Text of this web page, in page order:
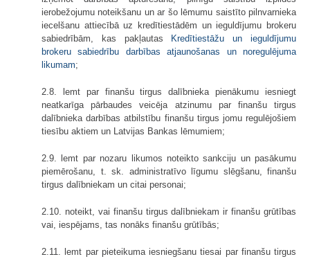
ierobežojumu noteikšanu un ar šo lēmumu saistīto pilnvarnieka
iecelšanu attiecībā uz kredītiestādēm un ieguldījumu brokeru
sabiedrībām, kas pakļautas
Kredītiestāžu un ieguldījumu
brokeru sabiedrību darbības atjaunošanas un noregulējuma
likumam;
2.8. lemt par finanšu tirgus dalībnieka pienākumu iesniegt
neatkarīga pārbaudes veicēja atzinumu par finanšu tirgus
dalībnieka darbības atbilstību finanšu tirgus jomu regulējošiem
tiesību aktiem un Latvijas Bankas lēmumiem;
2.9. lemt par nozaru likumos noteikto sankciju un pasākumu
piemērošanu, t. sk. administratīvo līgumu slēgšanu, finanšu
tirgus dalībniekam un citai personai;
2.10. noteikt, vai finanšu tirgus dalībniekam ir finanšu grūtības
vai, iespējams, tas nonāks finanšu grūtībās;
2.11. lemt par pieteikuma iesniegšanu tiesai par finanšu tirgus